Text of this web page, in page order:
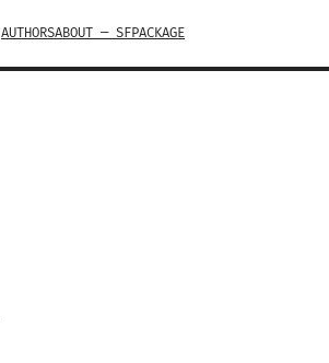
AUTHORSABOUT — SFPACKAGE